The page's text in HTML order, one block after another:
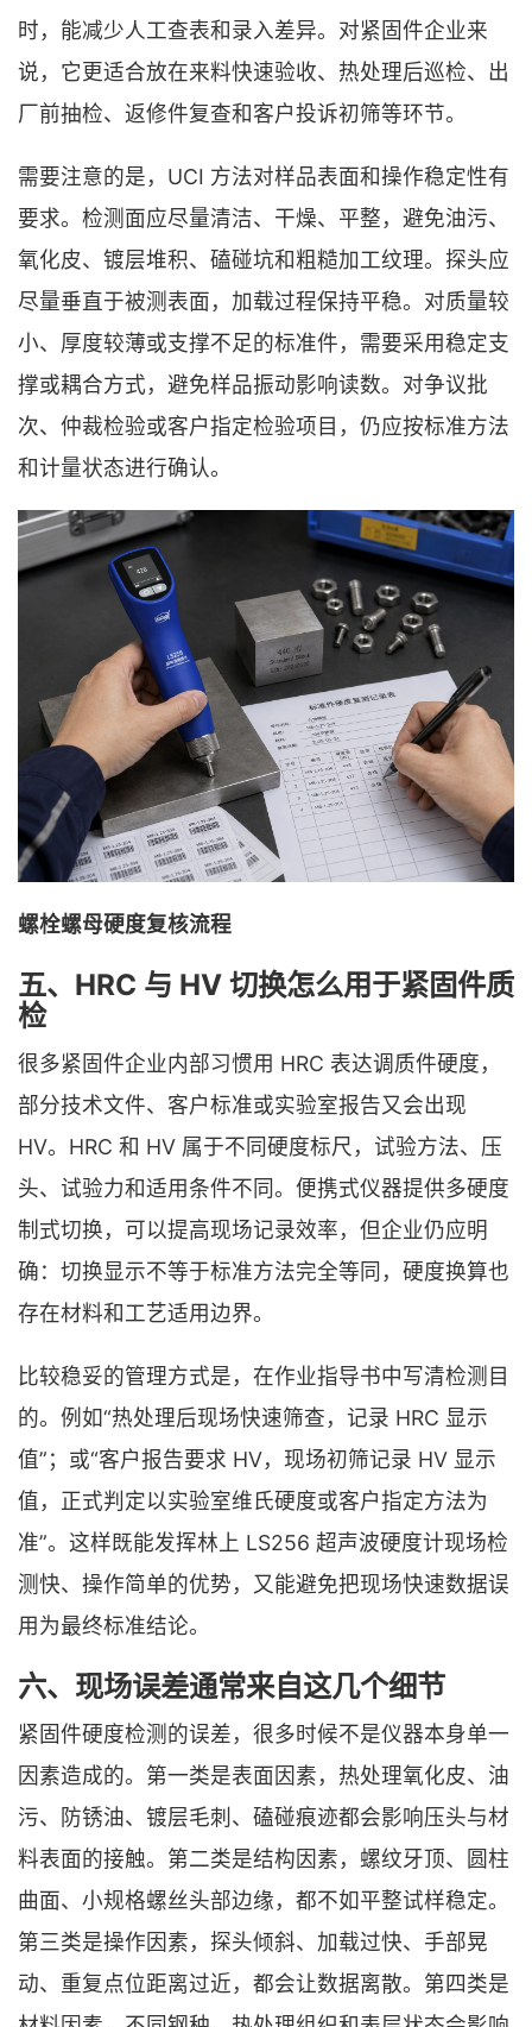
时，能减少人工查表和录入差异。对紧固件企业来
说，它更适合放在来料快速验收、热处理后巡检、出
厂前抽检、返修件复查和客户投诉初筛等环节。
需要注意的是，UCI 方法对样品表面和操作稳定性有
要求。检测面应尽量清洁、干燥、平整，避免油污、
氧化皮、镀层堆积、磕碰坑和粗糙加工纹理。探头应
尽量垂直于被测表面，加载过程保持平稳。对质量较
小、厚度较薄或支撑不足的标准件，需要采用稳定支
撑或耦合方式，避免样品振动影响读数。对争议批
次、仲裁检验或客户指定检验项目，仍应按标准方法
和计量状态进行确认。
螺栓螺母硬度复核流程
五、HRC 与 HV 切换怎么用于紧固件质
检
很多紧固件企业内部习惯用 HRC 表达调质件硬度，
部分技术文件、客户标准或实验室报告又会出现
HV。HRC 和 HV 属于不同硬度标尺，试验方法、压
头、试验力和适用条件不同。便携式仪器提供多硬度
制式切换，可以提高现场记录效率，但企业仍应明
确：切换显示不等于标准方法完全等同，硬度换算也
存在材料和工艺适用边界。
比较稳妥的管理方式是，在作业指导书中写清检测目
的。例如“热处理后现场快速筛查，记录 HRC 显示
值”；或“客户报告要求 HV，现场初筛记录 HV 显示
值，正式判定以实验室维氏硬度或客户指定方法为
准”。这样既能发挥林上 LS256 超声波硬度计现场检
测快、操作简单的优势，又能避免把现场快速数据误
用为最终标准结论。
六、现场误差通常来自这几个细节
紧固件硬度检测的误差，很多时候不是仪器本身单一
因素造成的。第一类是表面因素，热处理氧化皮、油
污、防锈油、镀层毛刺、磕碰痕迹都会影响压头与材
料表面的接触。第二类是结构因素，螺纹牙顶、圆柱
曲面、小规格螺丝头部边缘，都不如平整试样稳定。
第三类是操作因素，探头倾斜、加载过快、手部晃
动、重复点位距离过近，都会让数据离散。第四类是